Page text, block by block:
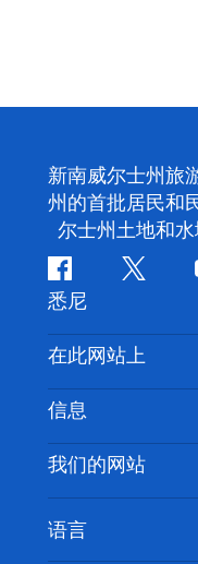
新南威尔士州旅
州的首批居民和
尔士州土地和水
Facebook叽
喳
喳
悉尼
联系我们
免责声明
隐私
Cookie 通知
在此网站上
目的地
推荐活动
新南威尔士州公路
活动
信息
旅行信息
无障碍悉尼
列出您的业务
我们的网站
语言